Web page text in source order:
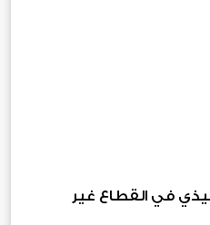
في القطاع غير